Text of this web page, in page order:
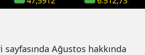
sayfasında Ağustos hakkında